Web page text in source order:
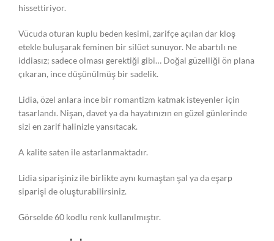
hissettiriyor.
Vücuda oturan kuplu beden kesimi, zarifçe açılan dar kloş
etekle buluşarak feminen bir silüet sunuyor. Ne abartılı ne
iddiasız; sadece olması gerektiği gibi… Doğal güzelliği ön plana
çıkaran, ince düşünülmüş bir sadelik.
Lidia, özel anlara ince bir romantizm katmak isteyenler için
tasarlandı. Nişan, davet ya da hayatınızın en güzel günlerinde
sizi en zarif halinizle yansıtacak.
A kalite saten ile astarlanmaktadır.
Lidia siparişiniz ile birlikte aynı kumaştan şal ya da eşarp
siparişi de oluşturabilirsiniz.
Görselde 60 kodlu renk kullanılmıştır.